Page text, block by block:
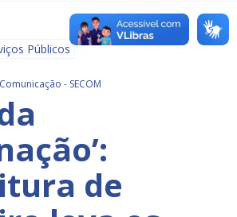
Públicos
- SECOM
de